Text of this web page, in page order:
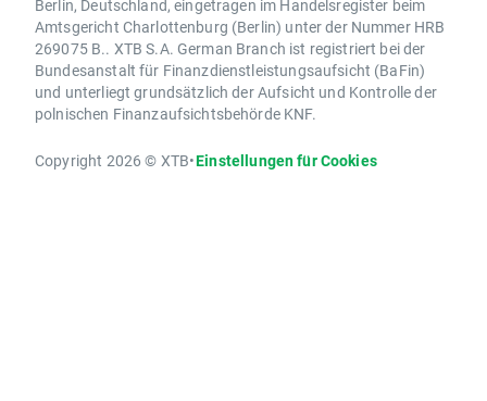
Berlin, Deutschland, eingetragen im Handelsregister beim
Amtsgericht Charlottenburg (Berlin) unter der Nummer HRB
269075 B.. XTB S.A. German Branch ist registriert bei der
Bundesanstalt für Finanzdienstleistungsaufsicht (BaFin)
und unterliegt grundsätzlich der Aufsicht und Kontrolle der
polnischen Finanzaufsichtsbehörde KNF.
Copyright 2026 © XTB•Einstellungen für Cookies